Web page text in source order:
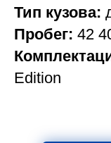
Тип кузова:
Пробег: 42
Edition